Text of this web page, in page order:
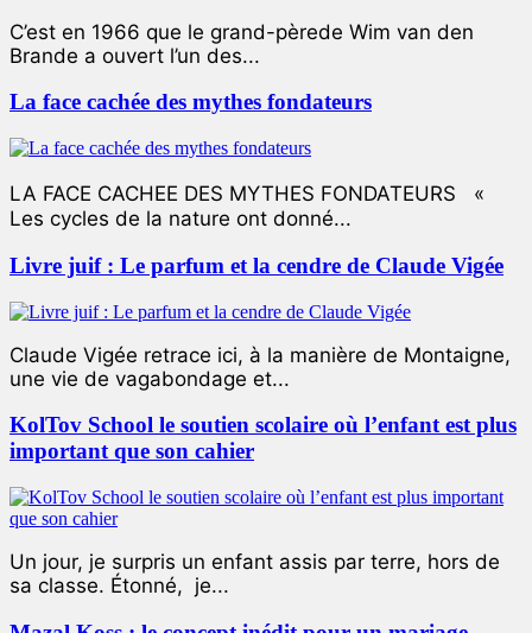
C’est en 1966 que le grand-pèrede Wim van den
Brande a ouvert l’un des...
La face cachée des mythes fondateurs
LA FACE CACHEE DES MYTHES FONDATEURS «
Les cycles de la nature ont donné...
Livre juif : Le parfum et la cendre de Claude Vigée
Claude Vigée retrace ici, à la manière de Montaigne,
une vie de vagabondage et...
KolTov School le soutien scolaire où l’enfant est plus
important que son cahier
Un jour, je surpris un enfant assis par terre, hors de
sa classe. Étonné, je...